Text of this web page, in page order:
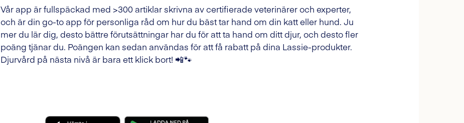
Vår app är fullspäckad med >300 artiklar skrivna av certifierade veterinärer och experter,
och är din go-to app för personliga råd om hur du bäst tar hand om din katt eller hund. Ju
mer du lär dig, desto bättre förutsättningar har du för att ta hand om ditt djur, och desto fler
poäng tjänar du. Poängen kan sedan användas för att få rabatt på dina Lassie-produkter.
Djurvård på nästa nivå är bara ett klick bort! 📲🐾